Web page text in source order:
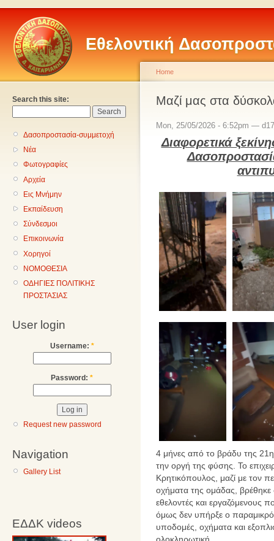
Εθελοντική
Search this site:
Δασοπροστασία-συμμετοχή
Νέα
Φωτογραφίες
Αρχεία
Εις Μνήμην
Εκπαίδευση
Σύνδεσμοι
Επικοινωνία
Χορηγοί
ΝΟΜΟΘΕΣΙΑ
ΟΔΗΓΙΕΣ ΠΟΛΙΤΙΚΗΣ
ΠΡΟΣΤΑΣΙΑΣ
User login
Username: *
Password: *
Request new password
Navigation
Gallery List
ΕΔΔΚ videos
Home
Μαζί μας στα
Mon, 25/05/2026 - 6:52pm —
Διαφορετικά
4 μήνες από το βράδυ της
την οργή της φύσης. Το
Κρητικόπουλος, μαζί με τον
οχήματα της ομάδας, βρέθηκε
εθελοντές και εργαζόμενους
όμως δεν υπήρξε ο
υποδομές, οχήματα και
ολοκληρωτική.